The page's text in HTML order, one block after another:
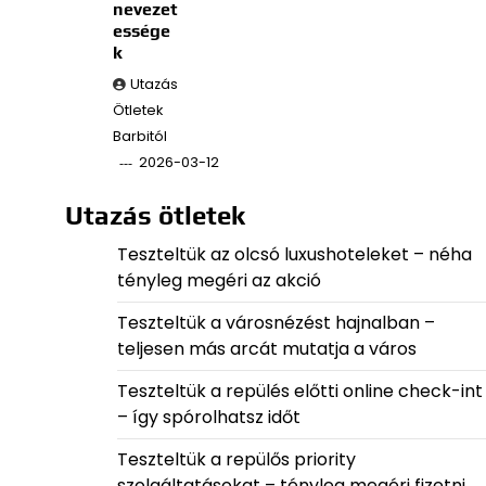
nevezet
essége
k
Utazás
Ötletek
Barbitól
2026-03-12
Utazás ötletek
Teszteltük az olcsó luxushoteleket – néha
tényleg megéri az akció
Teszteltük a városnézést hajnalban –
teljesen más arcát mutatja a város
Teszteltük a repülés előtti online check-int
– így spórolhatsz időt
Teszteltük a repülős priority